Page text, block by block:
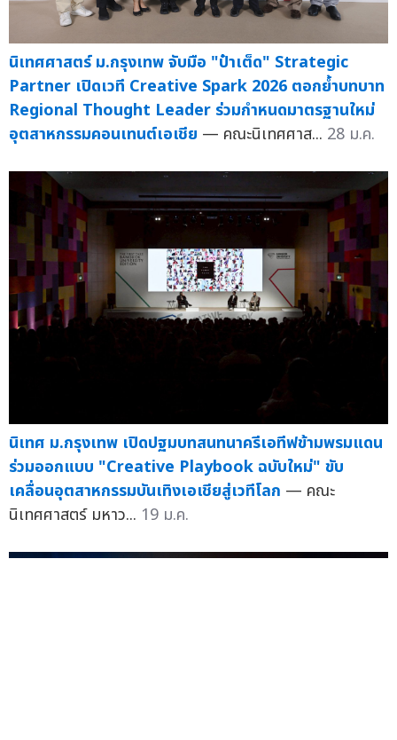
นิเทศศาสตร์ ม.กรุงเทพ จับมือ "ป๋าเต็ด" Strategic
Partner เปิดเวที Creative Spark 2026 ตอกย้ำบทบาท
Regional Thought Leader ร่วมกำหนดมาตรฐานใหม่
อุตสาหกรรมคอนเทนต์เอเชีย — คณะนิเทศศาส... 28 ม.ค.
นิเทศ ม.กรุงเทพ เปิดปฐมบทสนทนาครีเอทีฟข้ามพรมแดน
ร่วมออกแบบ "Creative Playbook ฉบับใหม่" ขับ
เคลื่อนอุตสาหกรรมบันเทิงเอเชียสู่เวทีโลก — คณะ
นิเทศศาสตร์ มหาว... 19 ม.ค.